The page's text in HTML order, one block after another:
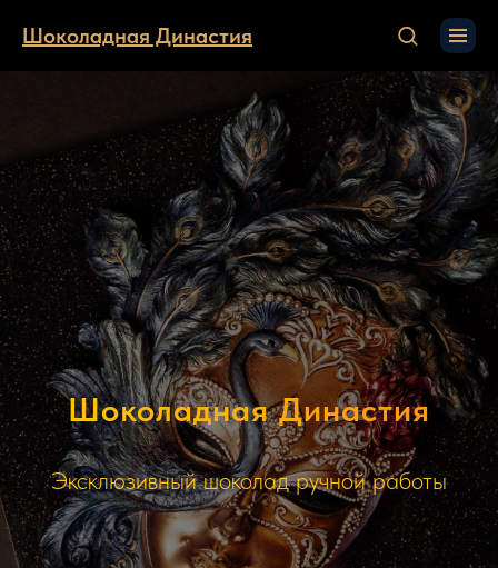
Шоколадная Династия
Шоколадная Династия
Эксклюзивный шоколад ручной работы